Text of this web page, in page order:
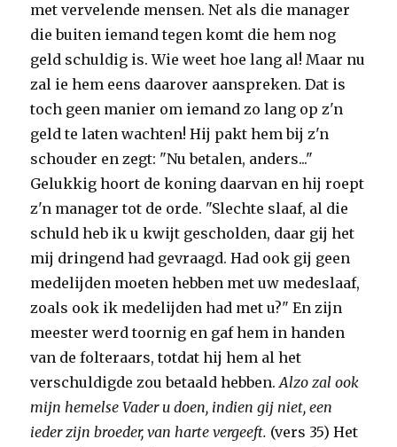
met vervelende mensen. Net als die manager
die buiten iemand tegen komt die hem nog
geld schuldig is. Wie weet hoe lang al! Maar nu
zal ie hem eens daarover aanspreken. Dat is
toch geen manier om iemand zo lang op z'n
geld te laten wachten! Hij pakt hem bij z'n
schouder en zegt: "Nu betalen, anders..."
Gelukkig hoort de koning daarvan en hij roept
z'n manager tot de orde. "Slechte slaaf, al die
schuld heb ik u kwijt gescholden, daar gij het
mij dringend had gevraagd. Had ook gij geen
medelijden moeten hebben met uw medeslaaf,
zoals ook ik medelijden had met u?" En zijn
meester werd toornig en gaf hem in handen
van de folteraars, totdat hij hem al het
verschuldigde zou betaald hebben.Alzo zal ook
mijn hemelse Vader u doen, indien gij niet, een
ieder zijn broeder, van harte vergeeft. (vers 35) Het